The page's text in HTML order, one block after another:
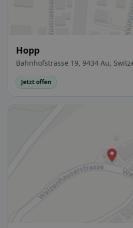
Hopp
Bahnhofstrasse 19, 9434 Au,
Jetzt offen